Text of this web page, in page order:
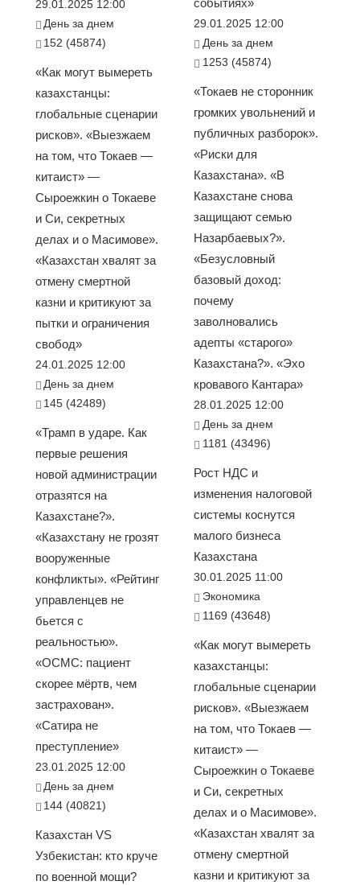
29.01.2025 12:00
День за днем
152 (45874)
«Как могут вымереть
казахстанцы:
глобальные сценарии
рисков». «Выезжаем
на том, что Токаев —
китаист» —
Сыроежкин о Токаеве
и Си, секретных
делах и о Масимове».
«Казахстан хвалят за
отмену смертной
казни и критикуют за
пытки и ограничения
свобод»
24.01.2025 12:00
День за днем
145 (42489)
«Трамп в ударе. Как
первые решения
новой администрации
отразятся на
Казахстане?».
«Казахстану не грозят
вооруженные
конфликты». «Рейтинг
управленцев не
бьется с
реальностью».
«ОСМС: пациент
скорее мёртв, чем
застрахован».
«Сатира не
преступление»
23.01.2025 12:00
День за днем
144 (40821)
Казахстан VS
Узбекистан: кто круче
по военной мощи?
событиях»
29.01.2025 12:00
День за днем
1253 (45874)
«Токаев не сторонник
громких увольнений и
публичных разборок».
«Риски для
Казахстана». «В
Казахстане снова
защищают семью
Назарбаевых?».
«Безусловный
базовый доход:
почему
заволновались
адепты «старого»
Казахстана?». «Эхо
кровавого Кантара»
28.01.2025 12:00
День за днем
1181 (43496)
Рост НДС и
изменения налоговой
системы коснутся
малого бизнеса
Казахстана
30.01.2025 11:00
Экономика
1169 (43648)
«Как могут вымереть
казахстанцы:
глобальные сценарии
рисков». «Выезжаем
на том, что Токаев —
китаист» —
Сыроежкин о Токаеве
и Си, секретных
делах и о Масимове».
«Казахстан хвалят за
отмену смертной
казни и критикуют за